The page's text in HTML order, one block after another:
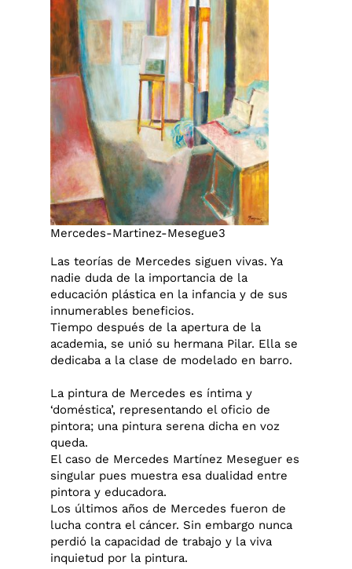
Mercedes-Martinez-Mesegue3
Las teorías de Mercedes siguen vivas. Ya
nadie duda de la importancia de la
educación plástica en la infancia y de sus
innumerables beneficios.
Tiempo después de la apertura de la
academia, se unió su hermana Pilar. Ella se
dedicaba a la clase de modelado en barro.
La pintura de Mercedes es íntima y
‘doméstica’, representando el oficio de
pintora; una pintura serena dicha en voz
queda.
El caso de Mercedes Martínez Meseguer es
singular pues muestra esa dualidad entre
pintora y educadora.
Los últimos años de Mercedes fueron de
lucha contra el cáncer. Sin embargo nunca
perdió la capacidad de trabajo y la viva
inquietud por la pintura.